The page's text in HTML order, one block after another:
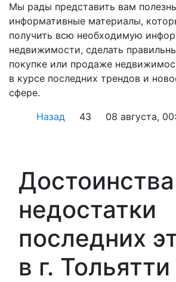
Мы рады представить вам
информативные материалы,
получить всю необходимую
недвижимости, сделать
покупке или продаже
в курсе последних трендов и
сфере.
Назад
43 08 августа,
недостатки
последних
в г. Тольятти